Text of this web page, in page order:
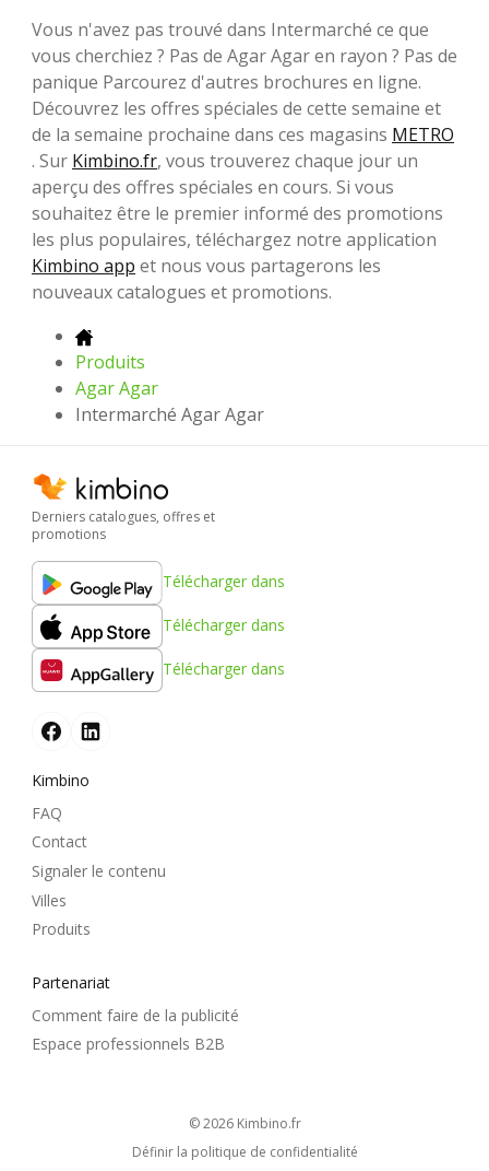
Vous n'avez pas trouvé dans Intermarché ce que
vous cherchiez ? Pas de Agar Agar en rayon ? Pas de
panique Parcourez d'autres brochures en ligne.
Découvrez les offres spéciales de cette semaine et
de la semaine prochaine dans ces magasins METRO
. Sur Kimbino.fr, vous trouverez chaque jour un
aperçu des offres spéciales en cours. Si vous
souhaitez être le premier informé des promotions
les plus populaires, téléchargez notre application
Kimbino app et nous vous partagerons les
nouveaux catalogues et promotions.
Produits
Agar Agar
Intermarché Agar Agar
Derniers catalogues, offres et
promotions
Télécharger dans
Télécharger dans
Télécharger dans
Kimbino
FAQ
Contact
Signaler le contenu
Villes
Produits
Partenariat
Comment faire de la publicité
Espace professionnels B2B
© 2026 kimbino.fr
Définir la politique de confidentialité